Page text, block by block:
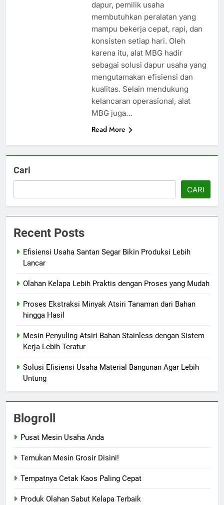
dapur, pemilik usaha
membutuhkan peralatan yang
mampu bekerja cepat, rapi, dan
konsisten setiap hari. Oleh
karena itu, alat MBG hadir
sebagai solusi dapur usaha yang
mengutamakan efisiensi dan
kualitas. Selain mendukung
kelancaran operasional, alat
MBG juga…
Read More
Cari
CARI
Recent Posts
Efisiensi Usaha Santan Segar Bikin Produksi Lebih
Lancar
Olahan Kelapa Lebih Praktis dengan Proses yang Mudah
Proses Ekstraksi Minyak Atsiri Tanaman dari Bahan
hingga Hasil
Mesin Penyuling Atsiri Bahan Stainless dengan Sistem
Kerja Lebih Teratur
Solusi Efisiensi Usaha Material Bangunan Agar Lebih
Untung
Blogroll
Pusat Mesin Usaha Anda
Temukan Mesin Grosir Disini!
Tempatnya Cetak Kaos Paling Cepat
Produk Olahan Sabut Kelapa Terbaik